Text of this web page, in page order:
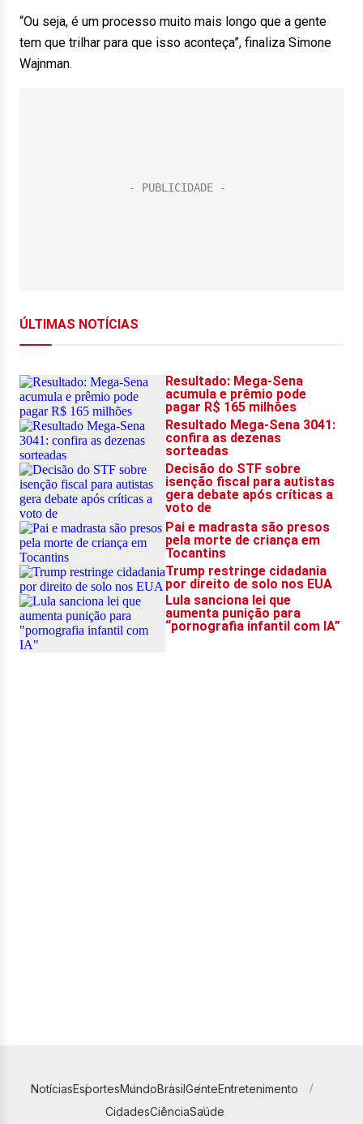
“Ou seja, é um processo muito mais longo que a gente
tem que trilhar para que isso aconteça”, finaliza Simone
Wajnman.
NotíciasEsportesMundoBrasilGenteEntretenimento
CidadesCiênciaSaúde